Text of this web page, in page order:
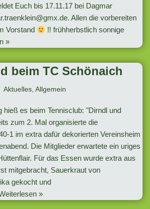
Euch bis 17.11.17 bei Dagmar
. Allen die vorbereiten
Vorstand
!! frühherbstlich sonnige
»
beim TC Schönaich
Aktuelles, Allgemein
hieß es beim Tennisclub: "Dirndl und
zum 2. Mal organisierte die
1 im extra dafür dekorierten Vereinsheim
Die Mitglieder erwartete ein uriges
Für das Essen wurde extra aus
mitgebracht, Sauerkraut von
gekocht und
»